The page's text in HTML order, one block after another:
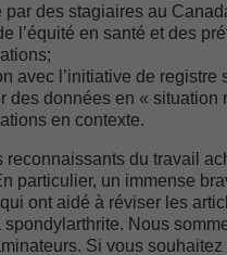
par des stagiaires au
l’équité en santé et des
avec l’initiative de
des données en « situation
en contexte.
reconnaissants du travail
particulier, un immense
ont aidé à réviser les
spondylarthrite. Nous
Si vous